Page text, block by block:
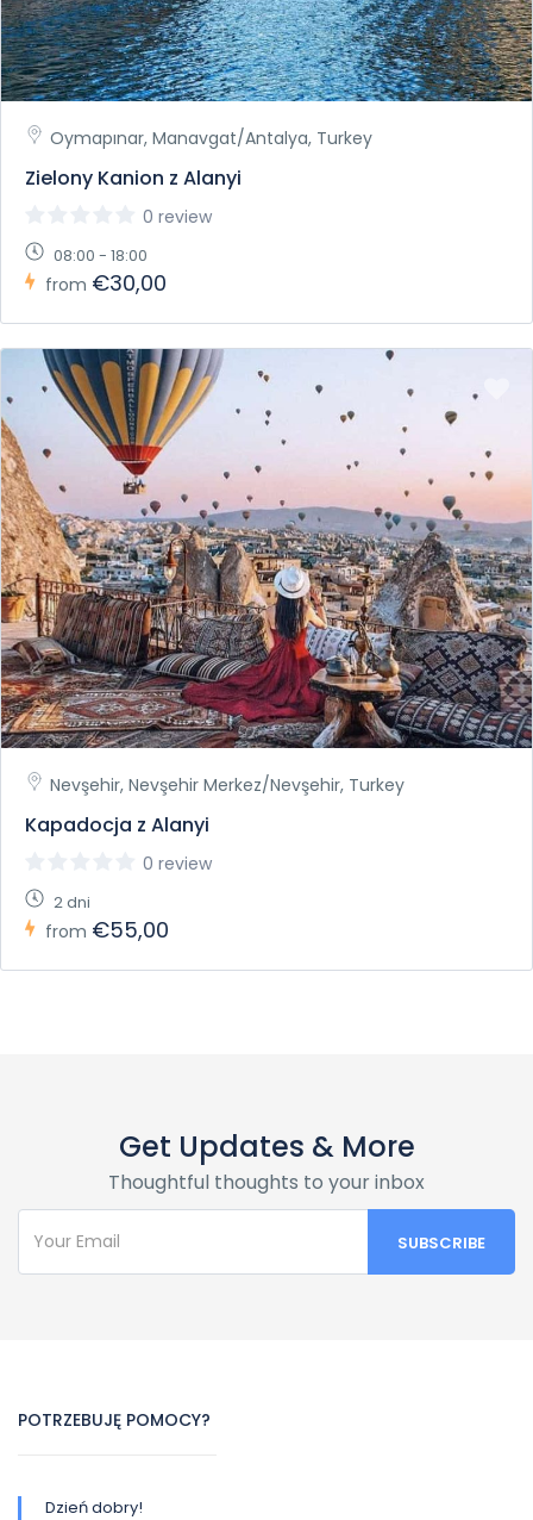
Oymapınar, Manavgat/Antalya, Turkey
Zielony Kanion z Alanyi
0 review
08:00 - 18:00
from €30,00
Nevşehir, Nevşehir Merkez/Nevşehir, Turkey
Kapadocja z Alanyi
0 review
2 dni
from €55,00
Get Updates & More
Thoughtful thoughts to your inbox
POTRZEBUJĘ POMOCY?
Dzień dobry!